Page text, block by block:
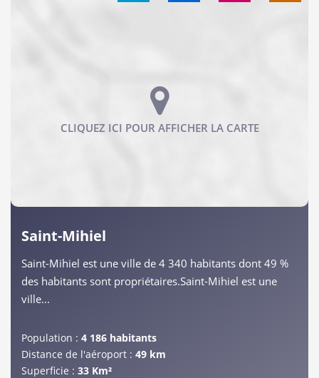
Saint-Mihiel
Saint-Mihiel est une ville de 4 340 habitants dont 49 %
des habitants sont propriétaires.Saint-Mihiel est une
ville...
Population : 4 186 habitants
Distance de l'aéroport : 49 km
Superficie : 33 Km²